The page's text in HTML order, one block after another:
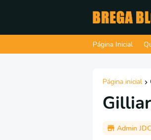
Página Inicial
Página inicial
Admin JDC